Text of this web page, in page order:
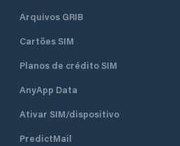
Arquivos GRIB
Cartões SIM
Planos de crédito SIM
AnyApp Data
Ativar SIM/dispositivo
PredictMail